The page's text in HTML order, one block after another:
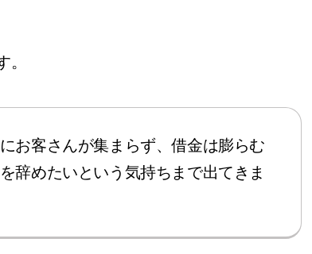
お客さんが集まらず、借金は膨らむ
辞めたいという気持ちまで出てきま